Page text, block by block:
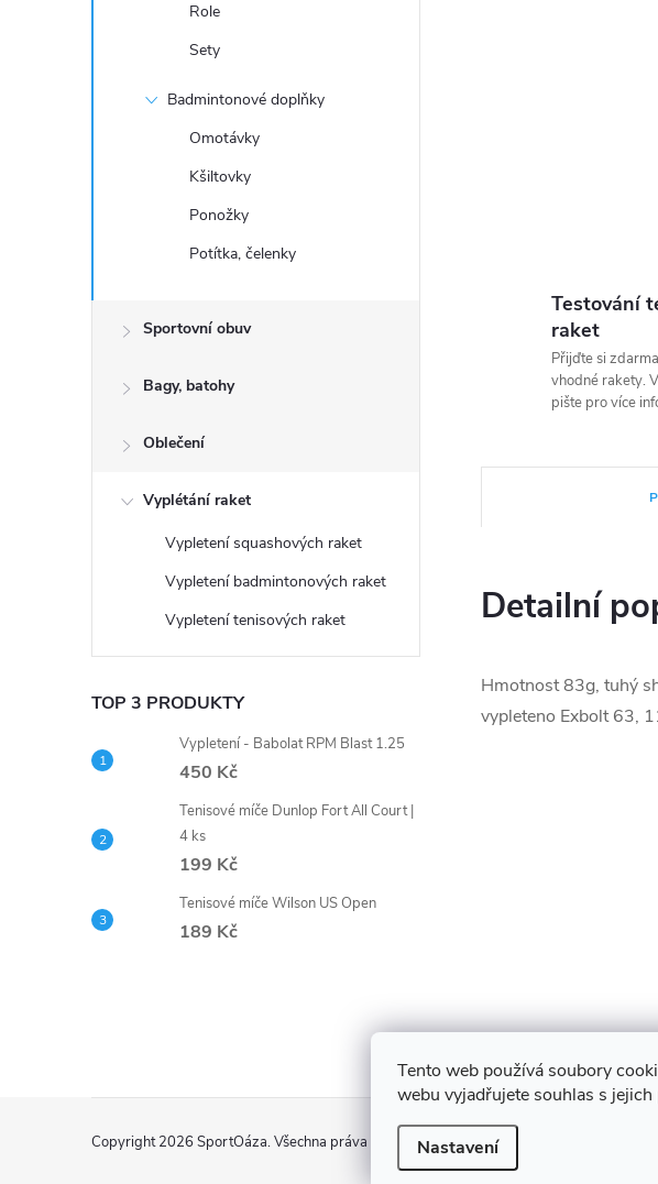
Tento web používá soubory
webu vyjadřujete souhlas s
Nastavení
l
Role
Sety
Badmintonové doplňky
Omotávky
Kšiltovky
Ponožky
Potítka, čelenky
Sportovní obuv
Bagy, batohy
Oblečení
Vyplétání raket
Vypletení squashových raket
Vypletení badmintonových raket
Vypletení tenisových raket
TOP 3 PRODUKTY
Vypletení - Babolat RPM Blast 1.25
450 Kč
Tenisové míče Dunlop Fort All Court |
4 ks
199 Kč
Tenisové míče Wilson US Open
189 Kč
Testování
raket
Přijďte si
vhodné rakety.
pište pro více
Detailní
Hmotnost 83g, tuhý
vypleteno Exbolt 63,
Copyright 2026 SportOáza. Všechna práva vyhrazena.Upravit nastavení cookies